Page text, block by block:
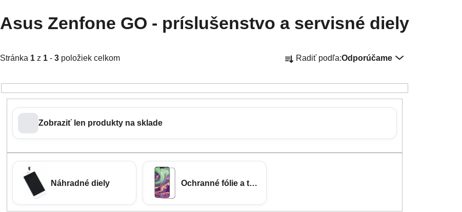
Asus Zenfone GO - príslušenstvo a servisné diely
Stránka 1 z 1 - 3 položiek celkom Radiť podľa:Odporúčame
Zobraziť len produkty na sklade
Náhradné diely Ochranné fólie a tvrdené sklá